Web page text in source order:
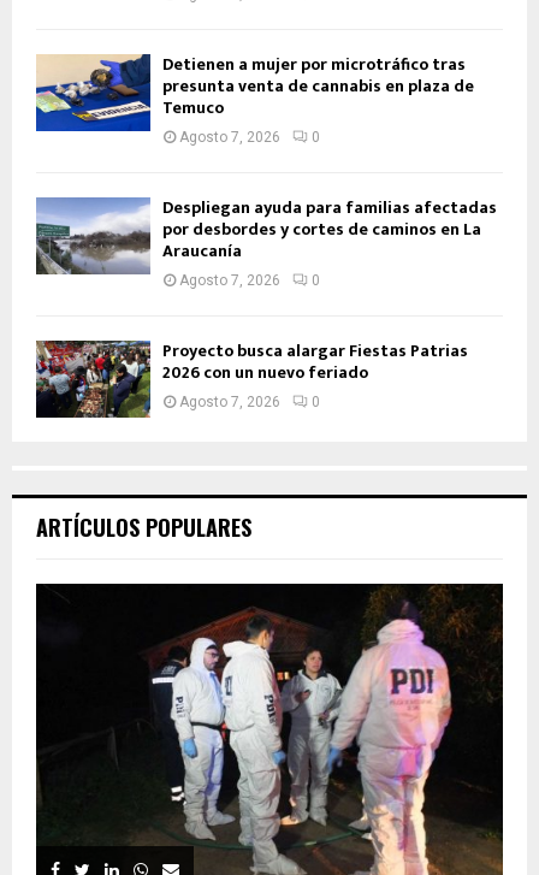
Detienen a mujer por microtráfico tras
presunta venta de cannabis en plaza de
Temuco
Agosto 7, 2026 0
Despliegan ayuda para familias afectadas
por desbordes y cortes de caminos en La
Araucanía
Agosto 7, 2026 0
Proyecto busca alargar Fiestas Patrias
2026 con un nuevo feriado
Agosto 7, 2026 0
ARTÍCULOS POPULARES